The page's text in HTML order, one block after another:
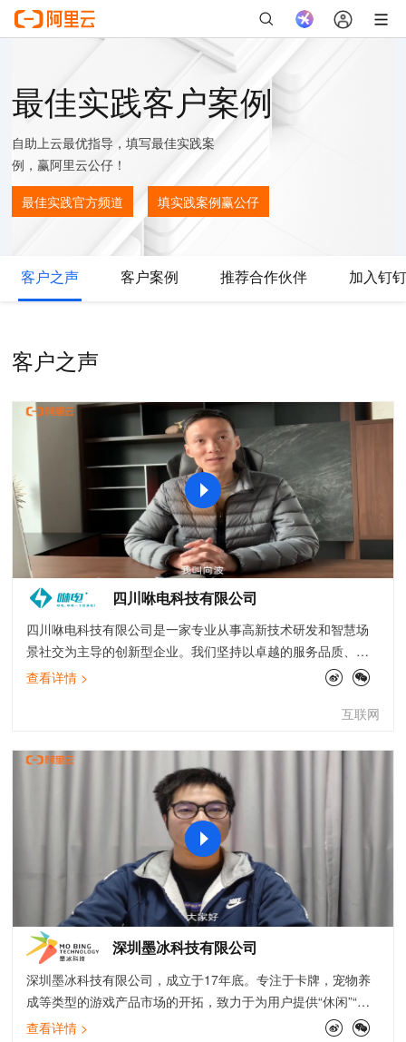
最佳实践客户案例
自助上云最优指导，填写最佳实践案
例，赢阿里云公仔！
最佳实践官方频道 填实践案例赢公仔
客户之声 客户案例 推荐合作伙伴 加入钉
客户之声
四川咻电科技有限公司
四川咻电科技有限公司是一家专业从事高新技术研发和智慧场
景社交为主导的创新型企业。我们坚持以卓越的服务品质、专
业安全的技术服务实力，为不同群体的用户提供更好更优质的
于研制一款方便用户使用、符合大众创业万众创新的共享充电
场运营团队。咻电，咻咻一下就满电。咻电不仅是一款使用方
便、充电迅速、质量过硬的共享充电宝，更是一款多功能、多
用途、多盈利的社交场景平台，智能广告投放系统+智能营销系
统+OA管理系统+共享互联网+经济，让这款产品更有市场潜
力，更有发展投资潜力。公司拥有百人客服团队为您全程售
前、售中、售后服务，完善的售后服务体系，让用户使用放
心、让投资者更安心。我们公司的核心业务系统主要基于阿里
云搭建，公司业务发展迅速使用较多阿里云产品，在云上产品
和方案选型上，阿里云最佳实践总结客户的典型场景并提供实
操指导，帮助我们快速做选择，有效降低入门门槛，减少探索
时间。通过IOT相关最佳实践我们熟悉了物联网平台的使用以及
注意事项、日志服务和大数据相关的最佳实践帮助我们建立了
完善的数据分析体系，对我们构建稳定的业务系统，提供给客
查看详情 >
互联网
深圳墨冰科技有限公司
深圳墨冰科技有限公司，成立于17年底。专注于卡牌，宠物养
成等类型的游戏产品市场的开拓，致力于为用户提供“休闲”“轻
松”，“好玩”的游戏产品。成功推出了《超级精灵球》这款宠物
查看详情 >